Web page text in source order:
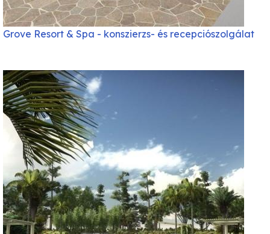
Grove Resort & Spa - konszierzs- és recepciószolgálat